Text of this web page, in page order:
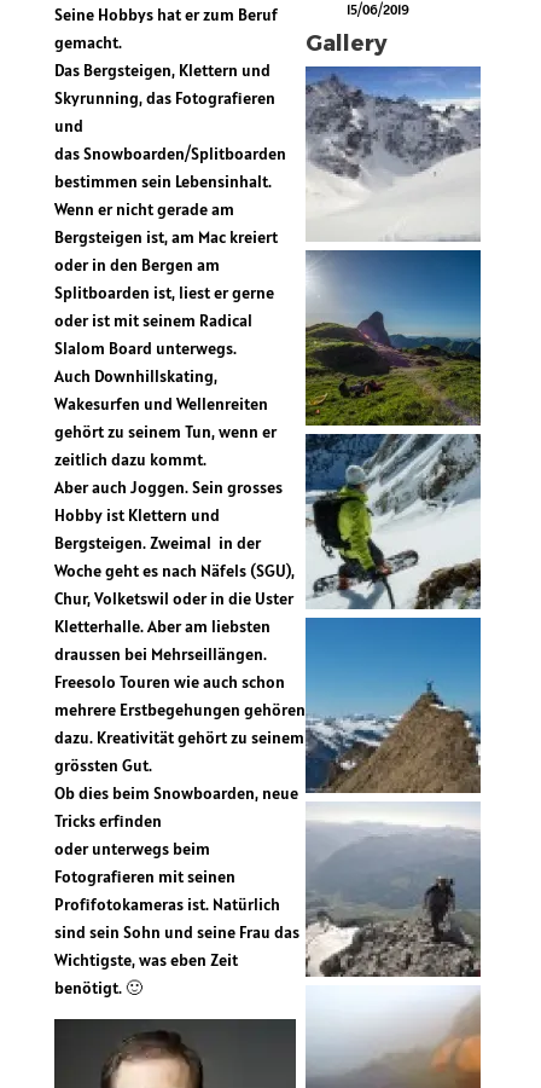
Seine Hobbys hat er zum Beruf
gemacht.
Das Bergsteigen, Klettern und
Skyrunning, das Fotografieren
und
das Snowboarden/Splitboarden
bestimmen sein Lebensinhalt.
Wenn er nicht gerade am
Bergsteigen ist, am Mac kreiert
oder in den Bergen am
Splitboarden ist, liest er gerne
oder ist mit seinem Radical
Slalom Board unterwegs.
Auch Downhillskating,
Wakesurfen und Wellenreiten
gehört zu seinem Tun, wenn er
zeitlich dazu kommt.
Aber auch Joggen. Sein grosses
Hobby ist Klettern und
Bergsteigen. Zweimal in der
Woche geht es nach Näfels (SGU),
Chur, Volketswil oder in die Uster
Kletterhalle. Aber am liebsten
draussen bei Mehrseillängen.
Freesolo Touren wie auch schon
mehrere Erstbegehungen gehören
dazu. Kreativität gehört zu seinem
grössten Gut.
Ob dies beim Snowboarden, neue
Tricks erfinden
oder unterwegs beim
Fotografieren mit seinen
Profifotokameras ist. Natürlich
sind sein Sohn und seine Frau das
Wichtigste, was eben Zeit
benötigt. 🙂
15/06/2019
Gallery